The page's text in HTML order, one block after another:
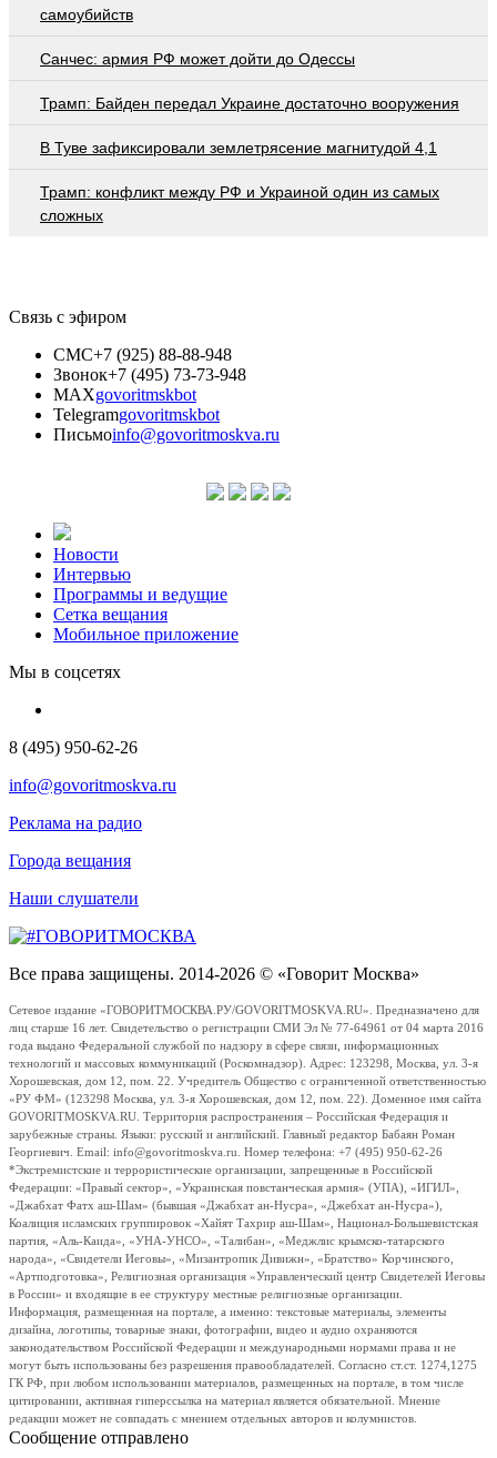
самоубийств
Санчес: армия РФ может дойти до Одессы
Трамп: Байден передал Украине достаточно вооружения
В Туве зафиксировали землетрясение магнитудой 4,1
Трамп: конфликт между РФ и Украиной один из самых
сложных
Связь с эфиром
СМС+7 (925) 88-88-948
Звонок+7 (495) 73-73-948
MAXgovoritmskbot
Telegramgovoritmskbot
Письмоinfo@govoritmoskva.ru
Новости
Интервью
Программы и ведущие
Сетка вещания
Мобильное приложение
Мы в соцсетях
8 (495) 950-62-26
info@govoritmoskva.ru
Реклама на радио
Города вещания
Наши слушатели
Все права защищены. 2014-2026 © «Говорит Москва»
Сетевое издание «ГОВОРИТМОСКВА.РУ/GOVORITMOSKVA.RU». Предназначено для
лиц старше 16 лет. Свидетельство о регистрации СМИ Эл № 77-64961 от 04 марта 2016
года выдано Федеральной службой по надзору в сфере связи, информационных
технологий и массовых коммуникаций (Роскомнадзор). Адрес: 123298, Москва, ул. 3-я
Хорошевская, дом 12, пом. 22. Учредитель Общество с ограниченной ответственностью
«РУ ФМ» (123298 Москва, ул. 3-я Хорошевская, дом 12, пом. 22). Доменное имя сайта
GOVORITMOSKVA.RU. Территория распространения – Российская Федерация и
зарубежные страны. Языки: русский и английский. Главный редактор Бабаян Роман
Георгиевич. Email: info@govoritmoskva.ru. Номер телефона: +7 (495) 950-62-26
*Экстремистские и террористические организации, запрещенные в Российской
Федерации: «Правый сектор», «Украинская повстанческая армия» (УПА), «ИГИЛ»,
«Джабхат Фатх аш-Шам» (бывшая «Джабхат ан-Нусра», «Джебхат ан-Нусра»),
Коалиция исламских группировок «Хайят Тахрир аш-Шам», Национал-Большевистская
партия, «Аль-Каида», «УНА-УНСО», «Талибан», «Меджлис крымско-татарского
народа», «Свидетели Иеговы», «Мизантропик Дивижн», «Братство» Корчинского,
«Артподготовка», Религиозная организация «Управленческий центр Свидетелей Иеговы
в России» и входящие в ее структуру местные религиозные организации.
Информация, размещенная на портале, а именно: текстовые материалы, элементы
дизайна, логотипы, товарные знаки, фотографии, видео и аудио охраняются
законодательством Российской Федерации и международными нормами права и не
могут быть использованы без разрешения правообладателей. Согласно ст.ст. 1274,1275
ГК РФ, при любом использовании материалов, размещенных на портале, в том числе
цитировании, активная гиперссылка на материал является обязательной. Мнение
редакции может не совпадать с мнением отдельных авторов и колумнистов.
Сообщение отправлено